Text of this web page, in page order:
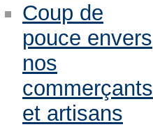
Coup de
pouce envers
nos
commerçants
et artisans